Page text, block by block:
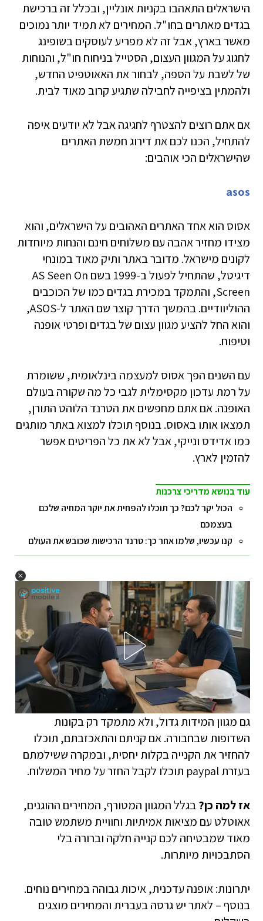
הישראלים התאהבו בקניות אונליין, ובכלל זה ברכישת
בגדים מאתרים בחו"ל. המחירים לא תמיד יותר נמוכים
מאשר בארץ, אבל זה לא מפריע לעוסקים בשופינג
לחגוג על המגוון העצום, הסטייל בניחוח חו"ל, והנוחות
של לשבת על הספה, לבחור את האאוטפיט החדש,
ולהמתין בציפייה לחבילה שתגיע קרוב מאוד לבית.
אם אתם רוצים להצטרף לחגיגה אבל לא יודעים איפה
להתחיל, הכנו לכם את דירוג חמשת האתרים
שהישראלים הכי אוהבים:
asos
אסוס הוא אחד האתרים האהובים על הישראלים, והוא
מצידו מחזיר אהבה עם משלוחים חינם והנחות מיוחדות
לקונים מישראל. מדובר באתר ותיק מאוד במונחי
דיגיטל, שהתחיל לפעול ב-1999 בשם AS Seen On
Screen, והתמקד במכירת בגדים כמו של הכוכבים
ההוליוודיים. בהמשך הדרך קוצר שם האתר ל-ASOS,
והוא החל להציע מגוון עצום של בגדים ופרטי אופנה
וטיפוח.
עם השנים הפך אסוס למעצמה בינלאומית, ששומרת
על רמת עדכון מקסימלית לגבי כל מה שקורה בעולם
האופנה. אם אתם מחפשים את הטרנד הלוהט התורן,
תמצאו אותו באסוס. בנוסף תוכלו למצוא באתר מותגים
כמו אדידס ונייקי, אבל לא את כל הפריטים אפשר
להזמין לארץ.
עוד בנושא מדריכי צרכנות
הכול יקר לכם? כך תוכלו להפחית את יוקר המחיה שלכם
בעצמכם
קנו עכשיו, שלמו אחר כך: טרנד הרכישות שכובש את העולם
גם מגוון המידות גדול, ולא מתמקד רק בקונות
השדופות שבחבורה. אם קניתם והתאכזבתם, תוכלו
להחזיר את הקנייה בקלות יחסית, ובמקרה ששילמתם
בעזרת paypal תוכלו לקבל החזר על מחיר המשלוח.
אז למה כן?בגלל המגוון המטורף, המחירים ההוגנים,
אאוטלט עם מציאות אמיתיות וחוויית משתמש טובה
מאוד שמבטיחה לכם קנייה חלקה וברורה בלי
הסתבכויות מיותרות.
יתרונות: אופנה עדכנית, איכות גבוהה במחירים נוחים.
בנוסף – לאתר יש גרסה בעברית והמחירים מוצגים